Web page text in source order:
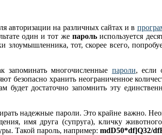
авторизации на различных сайтах и в
один и тот жепароль используется
злоумышленника, тот, скорее всего,
многочисленные пароли, если
безопасно хранить неограниченное
достаточно запомнить эту
надежные пароли. Это крайне важно.
имя друга (супруга), кличку
Такой пароль, например: mdD50*df]Q32/